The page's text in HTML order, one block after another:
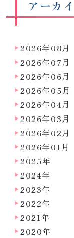
アーカ
2026年08月
2026年07月
2026年06月
2026年05月
2026年04月
2026年03月
2026年02月
2026年01月
2025年
2024年
2023年
2022年
2021年
2020年